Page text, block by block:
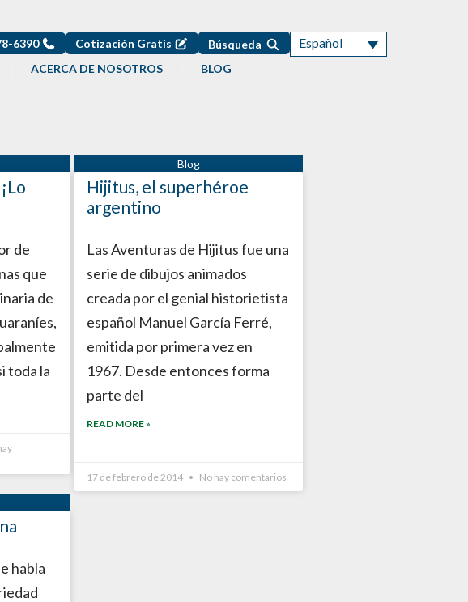
6390 Cotización Gratis Búsqueda Español
ACERCA DE NOSOTROS BLOG
de
que
de
toda la
Hijitus, el superhéroe
argentino
Las Aventuras de Hijitus fue una
serie de dibujos animados
creada por el genial historietista
español Manuel García Ferré,
emitida por primera vez en
1967. Desde entonces forma
parte del
READ MORE »
17 de febrero de 2014 No hay comentarios
habla